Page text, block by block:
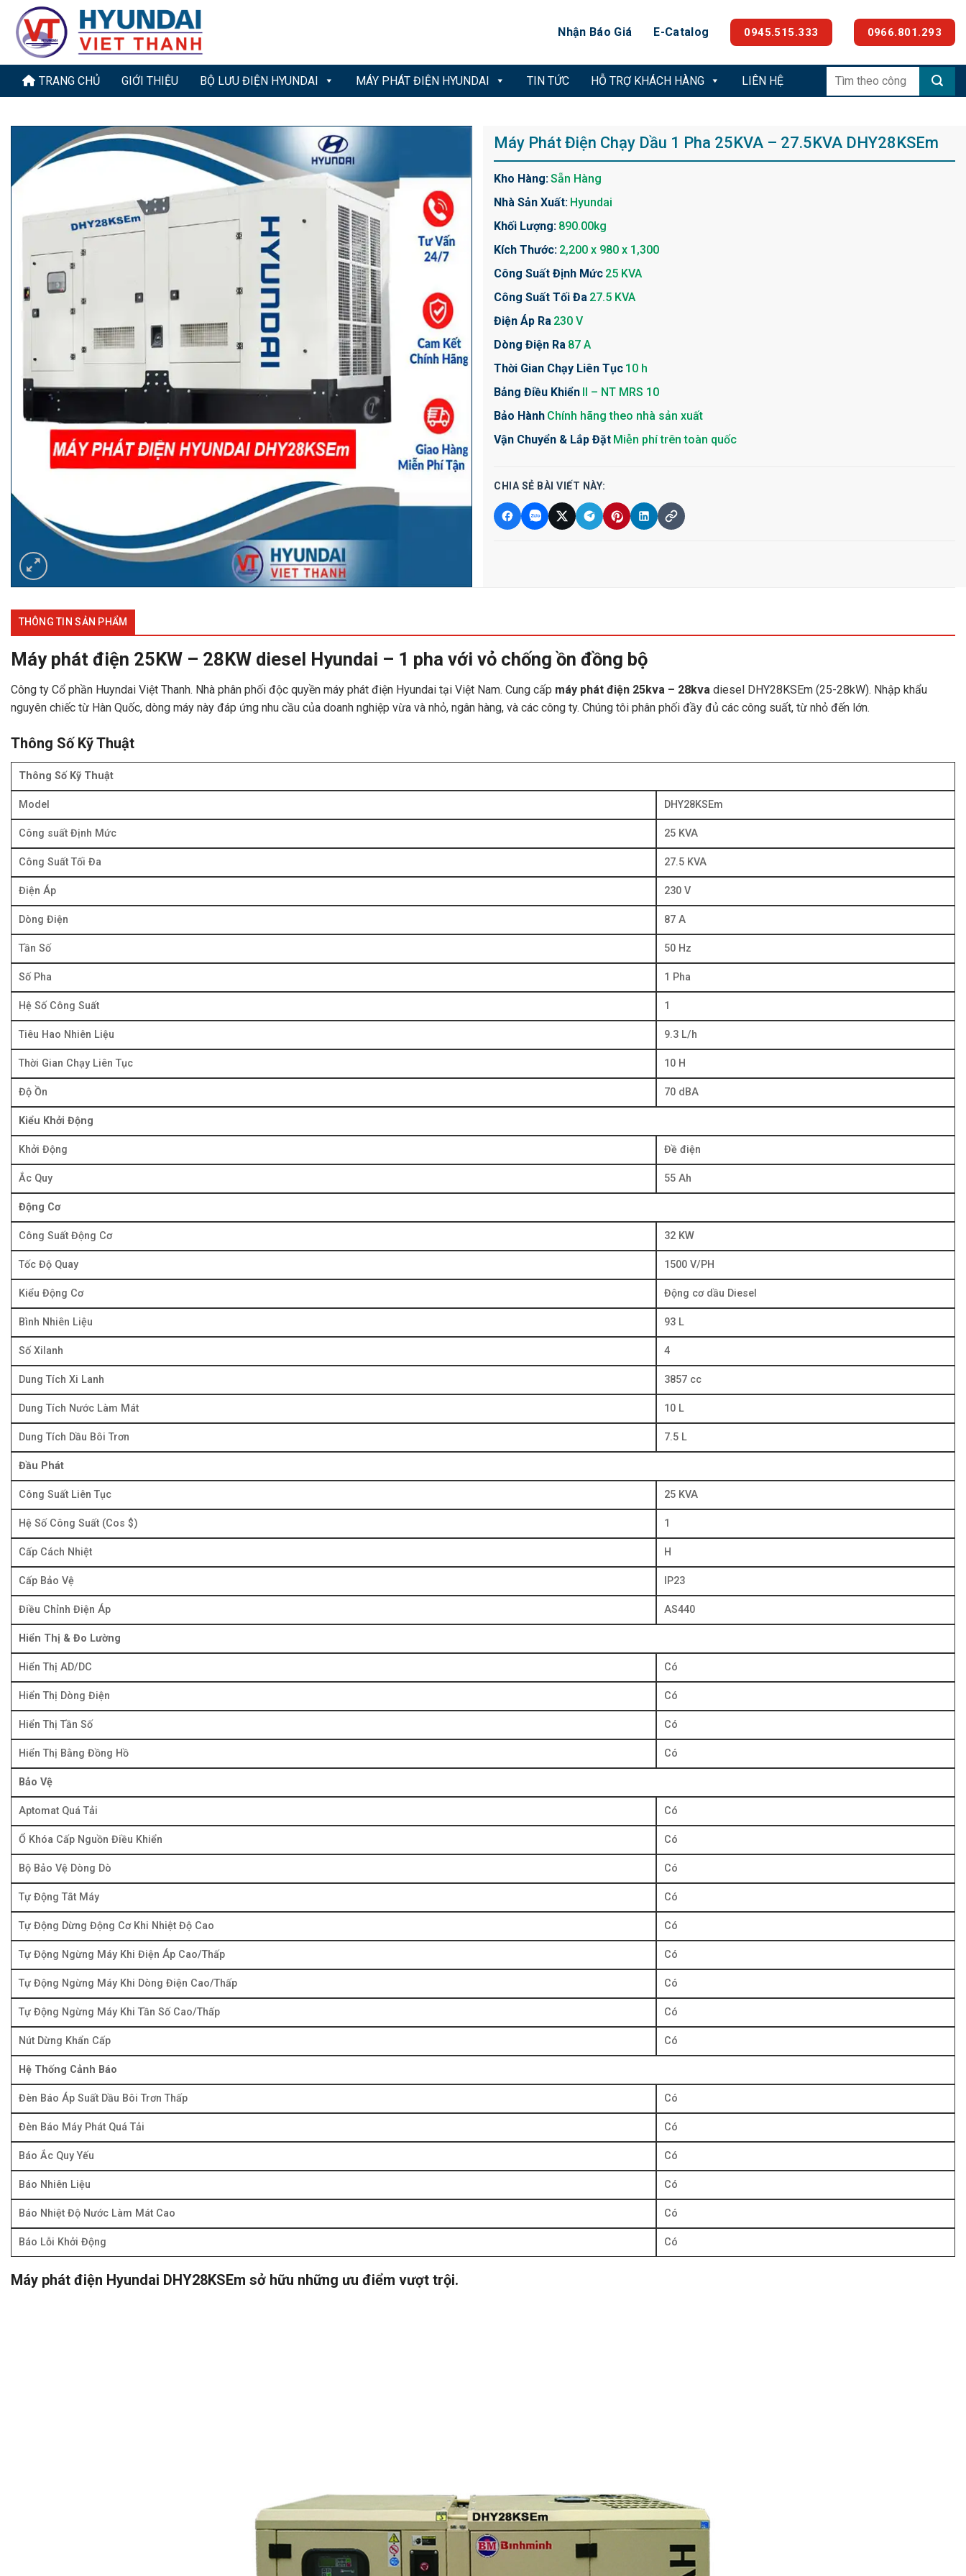
qua
dung
Nhận Báo Giá E-Catalog 0945.515.333 0966.801.293
TRANG CHỦ GIỚI THIỆU BỘ LƯU ĐIỆN HYUNDAI MÁY PHÁT ĐIỆN HYUNDAI TIN TỨC HỖ TRỢ KHÁCH HÀNG LIÊN HỆ
kiếm:
Máy Phát Điện Chạy Dầu 1 Pha 25KVA – 27.5KVA DHY28KSEm
Kho Hàng:Sẵn Hàng
Nhà Sản Xuất: Hyundai
Khối Lượng: 890.00kg
Kích Thước: 2,200 x 980 x 1,300
Công Suất Định Mức 25 KVA
Công Suất Tối Đa 27.5 KVA
Điện Áp Ra 230 V
Dòng Điện Ra 87 A
Thời Gian Chạy Liên Tục 10 h
Bảng Điều Khiển II – NT MRS 10
Bảo Hành Chính hãng theo nhà sản xuất
Vận Chuyển & Lắp Đặt Miễn phí trên toàn quốc
CHIA SẺ BÀI VIẾT NÀY:
THÔNG TIN SẢN PHẨM
Máy phát điện 25KW – 28KW diesel Hyundai – 1 pha với vỏ chống ồn đồng bộ
Công ty Cổ phần Huyndai Việt Thanh. Nhà phân phối độc quyền máy phát điện Hyundai tại Việt Nam. Cung cấp máy phát điện 25kva – 28kva diesel DHY28KSEm (25-28kW). Nhập khẩu
nguyên chiếc từ Hàn Quốc, dòng máy này đáp ứng nhu cầu của doanh nghiệp vừa và nhỏ, ngân hàng, và các công ty. Chúng tôi phân phối đầy đủ các công suất, từ nhỏ đến lớn.
Thông Số Kỹ Thuật
Thông Số Kỹ Thuật
Model DHY28KSEm
Công suất Định Mức 25 KVA
Công Suất Tối Đa 27.5 KVA
Điện Áp 230 V
Dòng Điện 87 A
Tần Số 50 Hz
Số Pha 1 Pha
Hệ Số Công Suất 1
Tiêu Hao Nhiên Liệu 9.3 L/h
Thời Gian Chạy Liên Tục 10 H
Độ Ồn 70 dBA
Kiểu Khởi Động
Khởi Động Đề điện
Ắc Quy 55 Ah
Động Cơ
Công Suất Động Cơ 32 KW
Tốc Độ Quay 1500 V/PH
Kiểu Động Cơ Động cơ dầu Diesel
Bình Nhiên Liệu 93 L
Số Xilanh 4
Dung Tích Xi Lanh 3857 cc
Dung Tích Nước Làm Mát 10 L
Dung Tích Dầu Bôi Trơn 7.5 L
Đầu Phát
Công Suất Liên Tục 25 KVA
Hệ Số Công Suất (Cos $) 1
Cấp Cách Nhiệt H
Cấp Bảo Vệ IP23
Điều Chỉnh Điện Áp AS440
Hiển Thị & Đo Lường
Hiển Thị AD/DC Có
Hiển Thị Dòng Điện Có
Hiển Thị Tần Số Có
Hiển Thị Bằng Đồng Hồ Có
Bảo Vệ
Aptomat Quá Tải Có
Ổ Khóa Cấp Nguồn Điều Khiển Có
Bộ Bảo Vệ Dòng Dò Có
Tự Động Tắt Máy Có
Tự Động Dừng Động Cơ Khi Nhiệt Độ Cao Có
Tự Động Ngừng Máy Khi Điện Áp Cao/Thấp Có
Tự Động Ngừng Máy Khi Dòng Điện Cao/Thấp Có
Tự Động Ngừng Máy Khi Tần Số Cao/Thấp Có
Nút Dừng Khẩn Cấp Có
Hệ Thống Cảnh Báo
Đèn Báo Áp Suất Dầu Bôi Trơn Thấp Có
Đèn Báo Máy Phát Quá Tải Có
Báo Ắc Quy Yếu Có
Báo Nhiên Liệu Có
Báo Nhiệt Độ Nước Làm Mát Cao Có
Báo Lỗi Khởi Động Có
Máy phát điện Hyundai DHY28KSEm sở hữu những ưu điểm vượt trội.